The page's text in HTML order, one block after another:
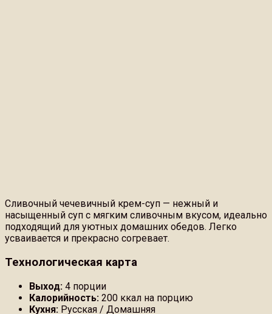
Сливочный чечевичный крем-суп — нежный и
насыщенный суп с мягким сливочным вкусом, идеально
подходящий для уютных домашних обедов. Легко
усваивается и прекрасно согревает.
Технологическая карта
Выход: 4 порции
Калорийность: 200 ккал на порцию
Кухня: Русская / Домашняя